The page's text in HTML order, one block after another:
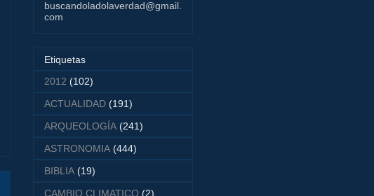
buscandoladolaverdad@gmail.
com
Etiquetas
2012 (102)
ACTUALIDAD (191)
ARQUEOLOGÍA (241)
ASTRONOMIA (444)
BIBLIA (19)
CAMBIO CLIMATICO (2)